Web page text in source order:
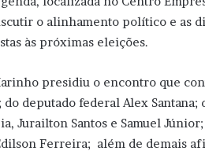
o alinhamento político e as
às próximas eleições.
presidiu o encontro que
deputado federal Alex Santana;
Jurailton Santos e Samuel
Ferreira; além de demais